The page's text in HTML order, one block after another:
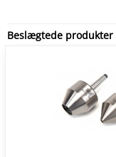
Beslægtede produkter